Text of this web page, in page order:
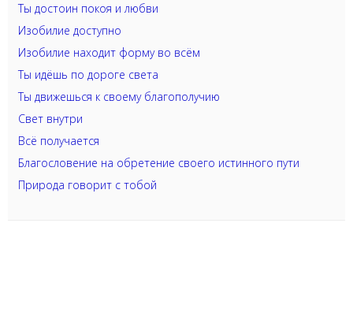
Ты достоин покоя и любви
Изобилие доступно
Изобилие находит форму во всём
Ты идёшь по дороге света
Ты движешься к своему благополучию
Свет внутри
Всё получается
Благословение на обретение своего истинного пути
Природа говорит с тобой